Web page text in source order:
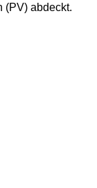
(PV) abdeckt.